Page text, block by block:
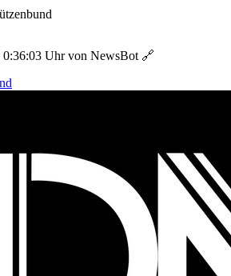
0:36:03 Uhr von NewsBot 🔗